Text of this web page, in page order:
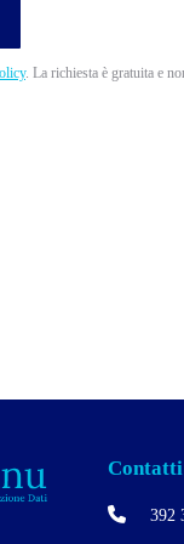
. La richiesta è gratuita e
Contatti
392